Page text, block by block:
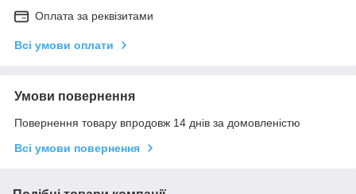
Оплата за реквізитами
Всі умови оплати
Умови повернення
Повернення товару впродовж 14 днів за домовленістю
Всі умови повернення